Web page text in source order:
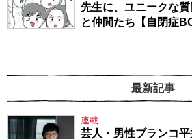
先生に、ユニークな
と仲間たち【自閉症
最新記事
連載
芸人・男性ブランコ